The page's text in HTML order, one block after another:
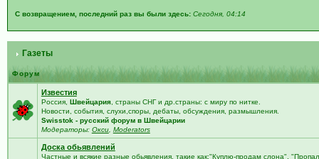
С возвращением, последний раз вы были здесь: Сегодня, 04:14
Газеты
Форум
Известия
Россия, Швейцария, страны СНГ и др.страны: с миру по нитке.
Новости, события, слухи,споры, дебаты, обсуждения, размышления.
Swisstok - русский форум в Швейцарии
Модераторы: Окси, Moderators
Доска обьявлений
Частные и всякие разные обьявления, такие как:"Куплю-продам слона",